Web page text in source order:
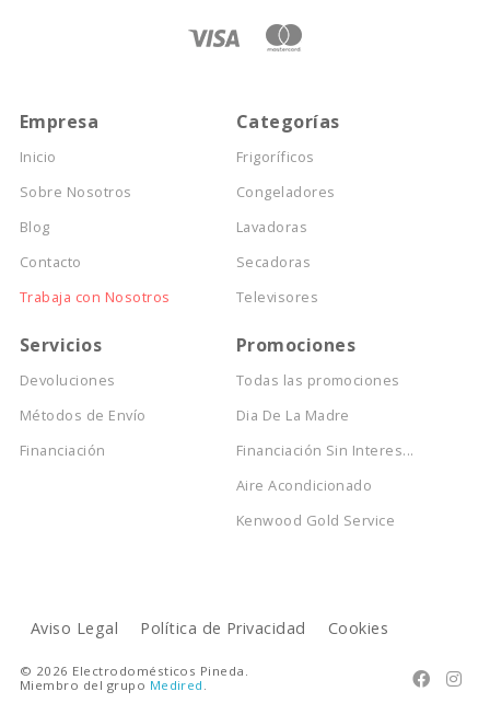
Empresa
Inicio
Sobre Nosotros
Blog
Contacto
Trabaja con Nosotros
Categorías
Frigoríficos
Congeladores
Lavadoras
Secadoras
Televisores
Servicios
Devoluciones
Métodos de Envío
Financiación
Promociones
Todas las promociones
Dia De La Madre
Financiación Sin Interes...
Aire Acondicionado
Kenwood Gold Service
Aviso Legal Política de Privacidad Cookies
 
© 2026 Electrodomésticos Pineda.
Miembro del grupo Medired